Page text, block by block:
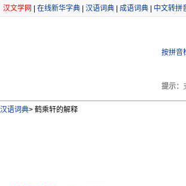
汉文学网 在线新华字典 汉语词典 成语词典 中文转拼
按拼音
提示：
汉语词典> 鹤乘轩的解释